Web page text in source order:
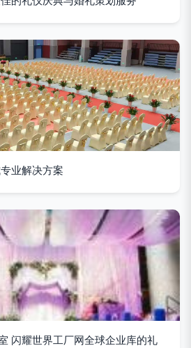
业解决方案
闪耀世界工厂网全球企业库的礼